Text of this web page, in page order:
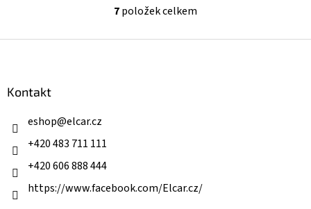
O
l
v
7položek celkem
Kontakt
eshop@elcar.cz
+420 483 711 111
+420 606 888 444
https://www.facebook.com/Elcar.cz/